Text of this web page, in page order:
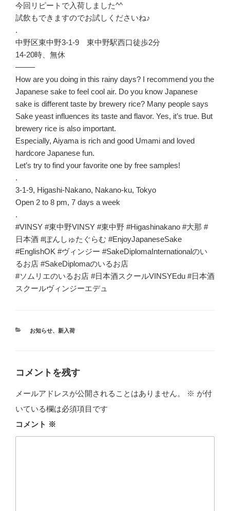
今回リピートで入荷しました^^
試飲もできますのでお試しくださいね♪
.
中野区東中野3-1-9 東中野駅西口徒歩2分
14-20時、無休
——–
How are you doing in this rainy days? I recommend you the
Japanese sake to feel cool air. Do you know Japanese
sake is different taste by brewery rice? Many people says
Sake yeast influences its taste and flavor. Yes, it’s true. But
brewery rice is also important.
Especially, Aiyama is rich and good Umami and loved
hardcore Japanese fun.
Let’s try to find your favorite one by free samples!
.
3-1-9, Higashi-Nakano, Nakano-ku, Tokyo
Open 2 to 8 pm, 7 days a week
.
#VINSY #東中野VINSY #東中野 #Higashinakano #大那 #
日本酒 #ぽんしゅたぐらむ #EnjoyJapaneseSake
#EnglishOK #ヴィンジー #SakeDiplomaInternationalのい
るお店 #SakeDiplomaのいるお店
#ソムリエのいるお店 #日本酒スクールVINSYEdu #日本酒
スクールヴィンジーエデュ
カ
お知らせ、 新入荷
コメントを残す
メールアドレスが公開されることはありません。 ※ が付
いている欄は必須項目です
コメント ※